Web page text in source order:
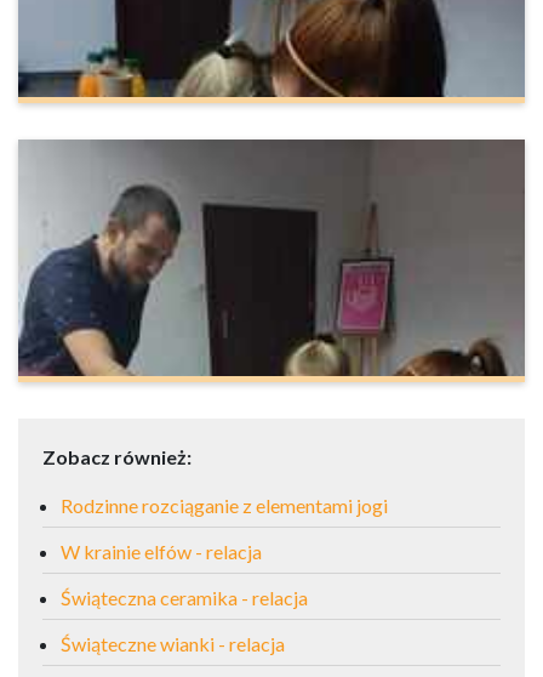
Zobacz również:
Rodzinne rozciąganie z elementami jogi
W krainie elfów - relacja
Świąteczna ceramika - relacja
Świąteczne wianki - relacja